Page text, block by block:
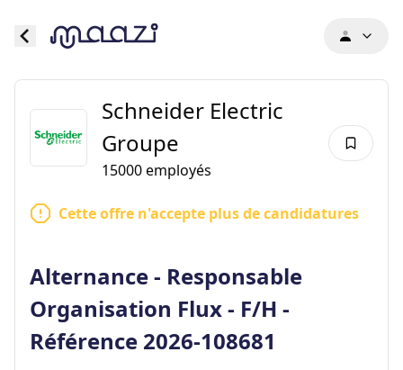
Schneider Electric
Groupe
15000employés
Cette offre n'accepte plus de candidatures
Alternance - Responsable
Organisation Flux - F/H -
Référence 2026-108681